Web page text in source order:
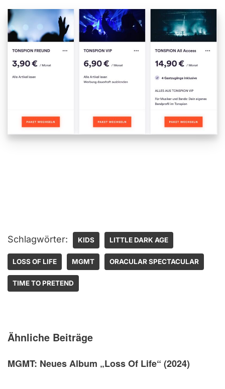
Schlagwörter: KIDS LITTLE DARK AGE
LOSS OF LIFE MGMT ORACULAR SPECTACULAR
TIME TO PRETEND
Ähnliche Beiträge
MGMT: Neues Album „Loss Of Life“ (2024)